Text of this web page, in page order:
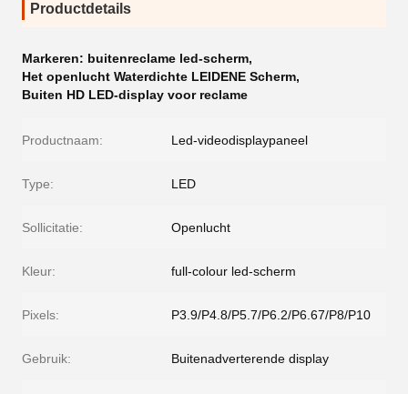
Productdetails
Markeren: buitenreclame led-scherm,
Het openlucht Waterdichte LEIDENE Scherm,
Buiten HD LED-display voor reclame
Productnaam: Led-videodisplaypaneel
Type: LED
Sollicitatie: Openlucht
Kleur: full-colour led-scherm
Pixels: P3.9/P4.8/P5.7/P6.2/P6.67/P8/P10
Gebruik: Buitenadverterende display